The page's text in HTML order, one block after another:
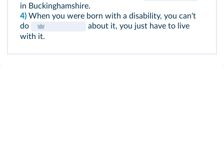
in Buckinghamshire.
4) When you were born with a disability, you can't
do
about it, you just have to live
with it.